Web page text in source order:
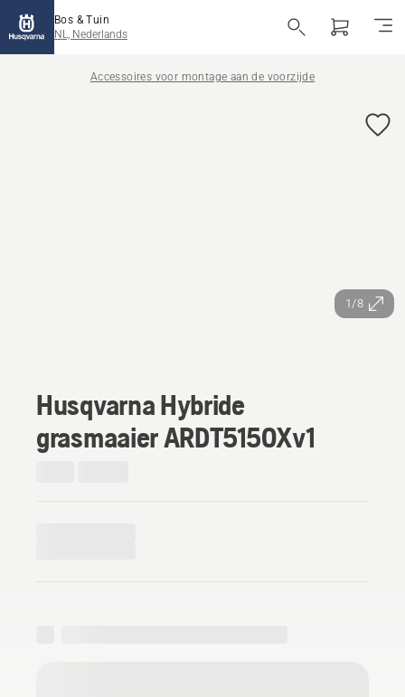
Bos & Tuin
NL, Nederlands
Accessoires voor montage aan de voorzijde
1/8
Husqvarna Hybride
grasmaaier ARDT5150Xv1